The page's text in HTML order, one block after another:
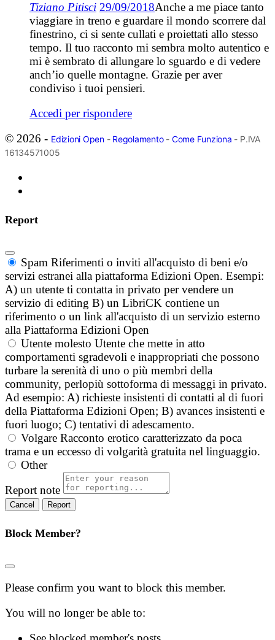
Tiziano Pitisci 29/09/2018Anche a me piace tanto
viaggiare in treno e guardare il mondo scorrere dal
finestrino, ci si sente cullati e proiettati allo stesso
tempo. Il tuo racconto mi sembra molto autentico e
mi è sembrato di allungare lo sguardo e di vedere
anch’io quelle montagne. Grazie per aver
condiviso i tuoi pensieri.
Accedi per rispondere
© 2026 - Edizioni Open- Regolamento- Come Funziona - P.IVA
16134571005
Report
Spam Riferimenti o inviti all'acquisto di beni e/o
servizi estranei alla piattaforma Edizioni Open. Esempi:
A) un utente ti contatta in privato per vendere un
servizio di editing B) un LibriCK contiene un
riferimento o un link all'acquisto di un servizio esterno
alla Piattaforma Edizioni Open
Utente molesto Utente che mette in atto
comportamenti sgradevoli e inappropriati che possono
turbare la serenità di uno o più membri della
community, perlopiù sottoforma di messaggi in privato.
Ad esempio: A) richieste insistenti di contatti al di fuori
della Piattaforma Edizioni Open; B) avances insistenti e
fuori luogo; C) tentativi di adescamento.
Volgare Racconto erotico caratterizzato da poca
trama e un eccesso di volgarità gratuita nel linguaggio.
Other
Report note
Report
Block Member?
Please confirm you want to block this member.
You will no longer be able to: